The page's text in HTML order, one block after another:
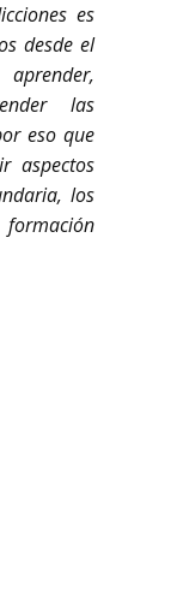
es
desde el
las
eso que
aspectos
los